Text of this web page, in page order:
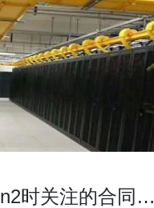
时关注的合同条